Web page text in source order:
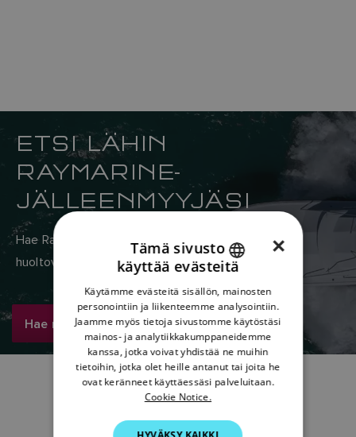
ETSI LÄHIN
RAYMARINE-
JÄLLEENMYYJÄSI
Hae Raymarinen maailmanlaajuisesta myynti- ja
huoltoverkostosta täältä.
Hae nyt
ENGLISH
FRENCH
DANISH
ITALIAN
SWEDISH
DUTCH
×
Tämä sivusto
käyttää evästeitä
Käytämme evästeitä sisällön, mainosten
personointiin ja liikenteemme analysointiin.
Jaamme myös tietoja sivustomme käytöstäsi
mainos- ja analytiikkakumppaneidemme
kanssa, jotka voivat yhdistää ne muihin
tietoihin, jotka olet heille antanut tai joita he
ovat keränneet käyttäessäsi palveluitaan.
Cookie Notice.